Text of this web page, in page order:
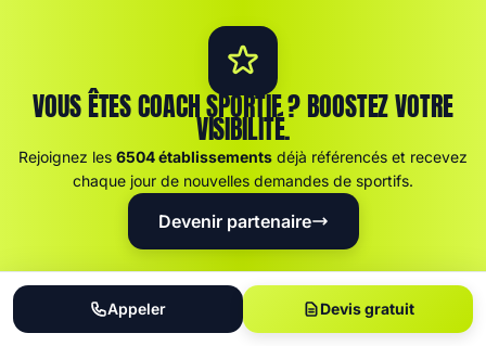
Appeler Devis gratuit
VOUS ÊTES COACH SPORTIF ? BOOSTEZ VOTRE
VISIBILITÉ.
Rejoignez les 6504 établissements déjà référencés et recevez
chaque jour de nouvelles demandes de sportifs.
Devenir partenaire